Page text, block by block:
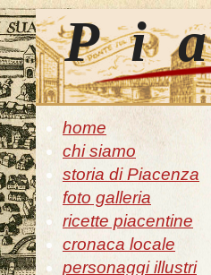
home
chi siamo
storia di Piacenza
foto galleria
ricette piacentine
cronaca locale
personaggi illustri